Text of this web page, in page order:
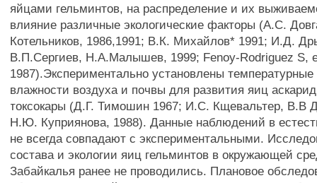
яйцами гельминтов, на распределение и их
влияние различные экологические факторы (А.С.
Котельников, 1986,1991; В.К. Михайлов* 1991; И.Д.
В.П.Сергиев, Н.А.Малышев, 1999; Fenoy-Rodriguez S,
1987).Экспериментально установлены температурные
влажности воздуха и почвы для развития яиц
токсокары (Д.Г. Тимошин 1967; И.С. Кщевальтер, В.В
Н.Ю. Куприянова, 1988). Данные наблюдений в
не всегда совпадают с экспериментальными.
состава и экологии яиц гельминтов в окружающей
Забайкалья ранее не проводились. Плановое